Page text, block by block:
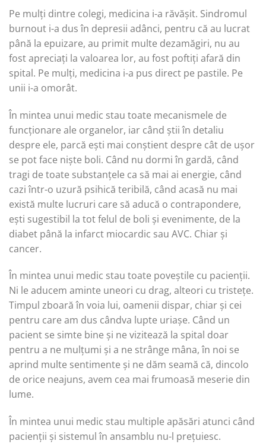
Pe mulți dintre colegi, medicina i-a răvășit. Sindromul
burnout i-a dus în depresii adânci, pentru că au lucrat
până la epuizare, au primit multe dezamăgiri, nu au
fost apreciați la valoarea lor, au fost poftiți afară din
spital. Pe mulți, medicina i-a pus direct pe pastile. Pe
unii i-a omorât.
În mintea unui medic stau toate mecanismele de
funcționare ale organelor, iar când știi în detaliu
despre ele, parcă ești mai conștient despre cât de ușor
se pot face niște boli. Când nu dormi în gardă, când
tragi de toate substanțele ca să mai ai energie, când
cazi într-o uzură psihică teribilă, când acasă nu mai
există multe lucruri care să aducă o contrapondere,
ești sugestibil la tot felul de boli și evenimente, de la
diabet până la infarct miocardic sau AVC. Chiar și
cancer.
În mintea unui medic stau toate poveștile cu pacienții.
Ni le aducem aminte uneori cu drag, alteori cu tristețe.
Timpul zboară în voia lui, oamenii dispar, chiar și cei
pentru care am dus cândva lupte uriașe. Când un
pacient se simte bine și ne vizitează la spital doar
pentru a ne mulțumi și a ne strânge mâna, în noi se
aprind multe sentimente și ne dăm seamă că, dincolo
de orice neajuns, avem cea mai frumoasă meserie din
lume.
În mintea unui medic stau multiple apăsări atunci când
pacienții și sistemul în ansamblu nu-l prețuiesc.